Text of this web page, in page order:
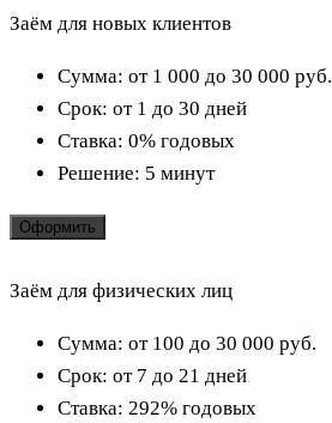
Заём для новых клиентов
Сумма: от 1 000 до 30 000 руб.
Срок: от 1 до 30 дней
Ставка: 0% годовых
Решение: 5 минут
Оформить
Заём для физических лиц
Сумма: от 100 до 30 000 руб.
Срок: от 7 до 21 дней
Ставка: 292% годовых